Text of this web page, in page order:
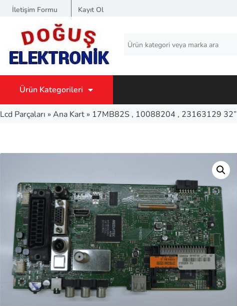
İletişim Formu Kayıt Ol
Ürün Kategorileri
Lcd Parçaları » Ana Kart » 17MB82S , 10088204 , 23163129 32”